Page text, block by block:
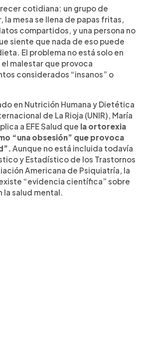
efecto amplificador de redes
sin evidencia científica. La
señala, es clave para
sanos sin caer en conductas
cotidiana: un grupo de
la mesa se llena de papas fritas,
compartidos, y una persona no
siente que nada de eso puede
El problema no está solo en
malestar que provoca
considerados “insanos” o
en Nutrición Humana y Dietética
de La Rioja (UNIR), María
a EFE Salud que la ortorexia
“una obsesión” que provoca
Aunque no está incluida todavía
y Estadístico de los Trastornos
Americana de Psiquiatría, la
“evidencia científica” sobre
la salud mental.